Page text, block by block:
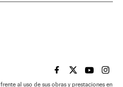
EL PAÍS BRASIL EN
EL PAÍSEL PAÍS
EL
al uso de sus obras y prestaciones en